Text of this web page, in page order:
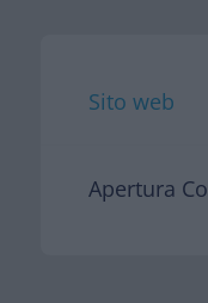
Sito web
Apertura